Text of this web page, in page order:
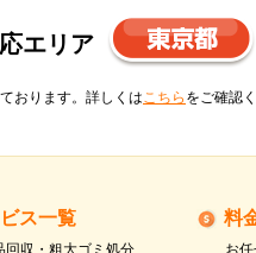
エリア
おります。詳しくはこちら をご確認
ス一覧
回収・粗大ゴミ処分
料
お